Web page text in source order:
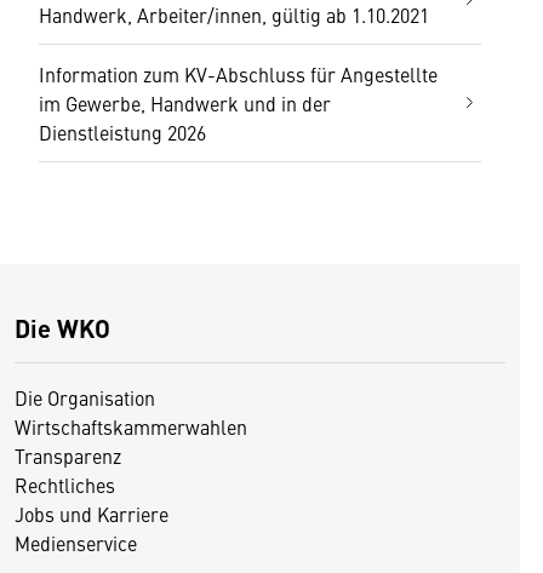
Handwerk, Arbeiter/innen, gültig ab 1.10.2021
Information zum KV-Abschluss für Angestellte
im Gewerbe, Handwerk und in der
Dienstleistung 2026
Die WKO
Die Organisation
Wirtschaftskammerwahlen
Transparenz
Rechtliches
Jobs und Karriere
Medienservice